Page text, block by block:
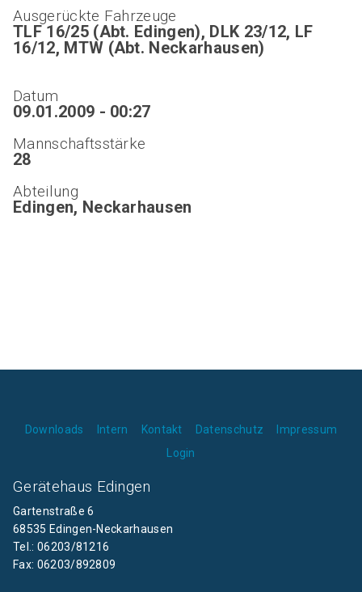
Ausgerückte Fahrzeuge
TLF 16/25 (Abt. Edingen), DLK 23/12, LF
16/12, MTW (Abt. Neckarhausen)
Datum
09.01.2009 - 00:27
Mannschaftsstärke
28
Abteilung
Edingen, Neckarhausen
Downloads Intern Kontakt Datenschutz
Impressum
Login
Gerätehaus Edingen
Gartenstraße 6
68535 Edingen-Neckarhausen
Tel.: 06203/81216
Fax: 06203/892809